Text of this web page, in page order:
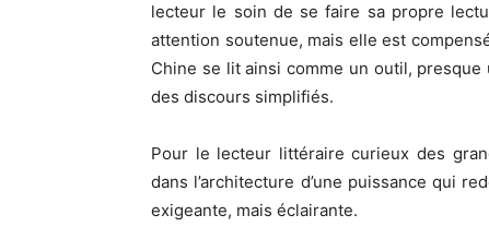
lecteur le soin de se faire sa propre
attention soutenue, mais elle est
Chine se lit ainsi comme un outil,
des discours simplifiés.
Pour le lecteur littéraire curieux des
dans l’architecture d’une puissance qui
exigeante, mais éclairante.